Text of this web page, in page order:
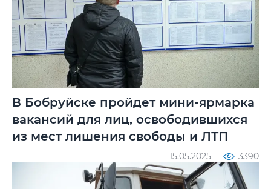
В Бобруйске пройдет мини-ярмарка
вакансий для лиц, освободившихся
из мест лишения свободы и ЛТП
15.05.2025 3390